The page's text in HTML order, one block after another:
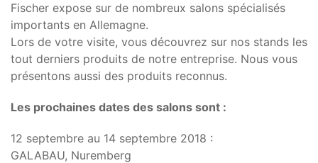
Fischer expose sur de nombreux salons spécialisés
importants en Allemagne.
Lors de votre visite, vous découvrez sur nos stands les
tout derniers produits de notre entreprise. Nous vous
présentons aussi des produits reconnus.
Les prochaines dates des salons sont :
12 septembre au 14 septembre 2018 :
GALABAU, Nuremberg